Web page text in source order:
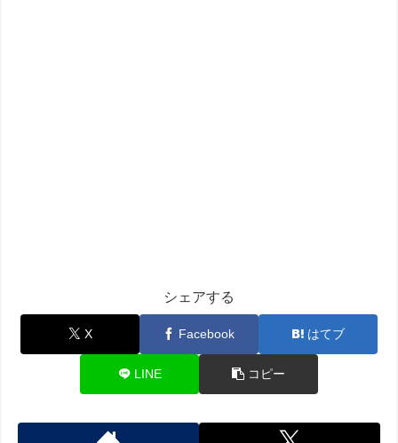
シェアする
X Facebook はてブ
LINE コピー